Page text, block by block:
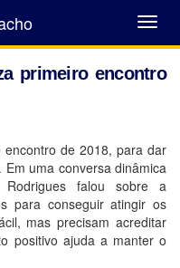
Abrir
Menu
primeiro encontro
de 2018, para dar
uma conversa dinâmica
falou sobre a
para conseguir atingir os
mas precisam acreditar
positivo ajuda a manter o